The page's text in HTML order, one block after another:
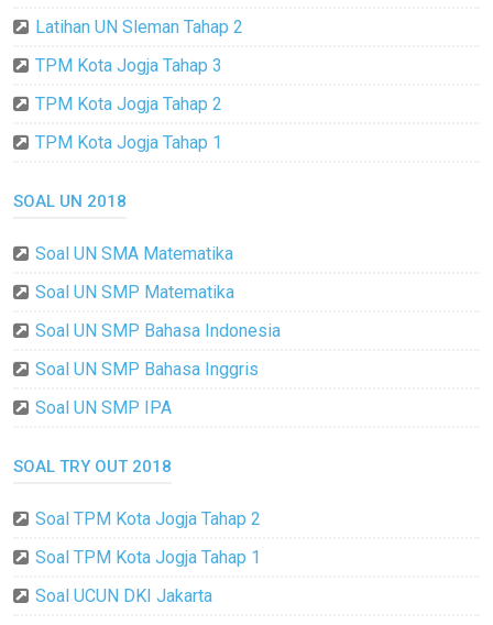
Latihan UN Sleman Tahap 2
TPM Kota Jogja Tahap 3
TPM Kota Jogja Tahap 2
TPM Kota Jogja Tahap 1
SOAL UN 2018
Soal UN SMA Matematika
Soal UN SMP Matematika
Soal UN SMP Bahasa Indonesia
Soal UN SMP Bahasa Inggris
Soal UN SMP IPA
SOAL TRY OUT 2018
Soal TPM Kota Jogja Tahap 2
Soal TPM Kota Jogja Tahap 1
Soal UCUN DKI Jakarta